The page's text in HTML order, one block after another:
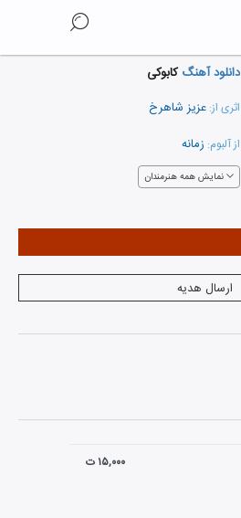
دانلود آهنگکابوکی
اثری از: عزیز شاهرخ
از آلبوم: زمانه
نمایش همه هنرمندان
ارسال هدیه
۱۵,۰۰۰ ت